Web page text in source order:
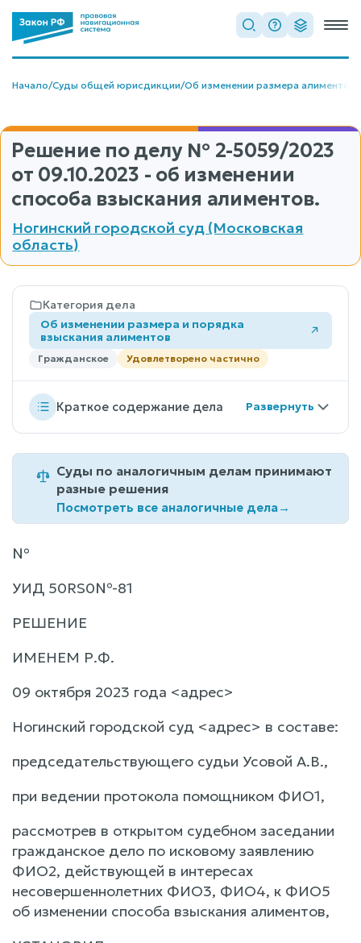
Начало/Суды общей юрисдикции/Об изменении размера алиментов
Решение по делу № 2-5059/2023
от 09.10.2023 - об изменении
способа взыскания алиментов.
Ногинский городской суд (Московская
область)
Категория дела
Об изменении размера и порядка
взыскания алиментов
Гражданское Удовлетворено частично
Краткое содержание дела
Суды по аналогичным делам принимают
разные решения
Посмотреть все аналогичные дела→
№
УИД 50RS0№-81
РЕШЕНИЕ
ИМЕНЕМ Р.Ф.
09 октября 2023 года <адрес>
Ногинский городской суд <адрес> в составе:
председательствующего судьи Усовой А.В.,
при ведении протокола помощником ФИО1,
рассмотрев в открытом судебном заседании
гражданское дело по исковому заявлению
ФИО2, действующей в интересах
несовершеннолетних ФИО3, ФИО4, к ФИО5
об изменении способа взыскания алиментов,